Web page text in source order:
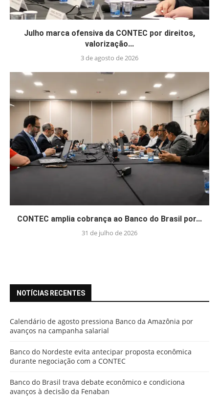
Julho marca ofensiva da CONTEC por direitos,
valorização...
3 de agosto de 2026
CONTEC amplia cobrança ao Banco do Brasil por...
31 de julho de 2026
NOTÍCIAS RECENTES
Calendário de agosto pressiona Banco da Amazônia por
avanços na campanha salarial
Banco do Nordeste evita antecipar proposta econômica
durante negociação com a CONTEC
Banco do Brasil trava debate econômico e condiciona
avanços à decisão da Fenaban